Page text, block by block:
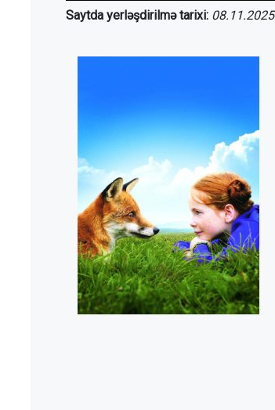
Saytda yerləşdirilmə tarixi: 08.11.2025